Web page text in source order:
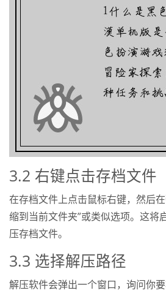
3.2 右键点击存档文件
在存档文件上点击鼠标右键，然后
缩到当前文件夹”或类似选项。这将
压存档文件。
3.3 选择解压路径
解压软件会弹出一个窗口，询问你